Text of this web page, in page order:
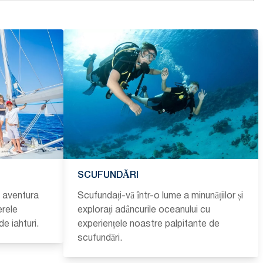
aventura
iahturi.
SCUFUNDĂRI
Scufundați-vă într-o lume a minunățiilor și
explorați adâncurile oceanului cu
experiențele noastre palpitante de
scufundări.